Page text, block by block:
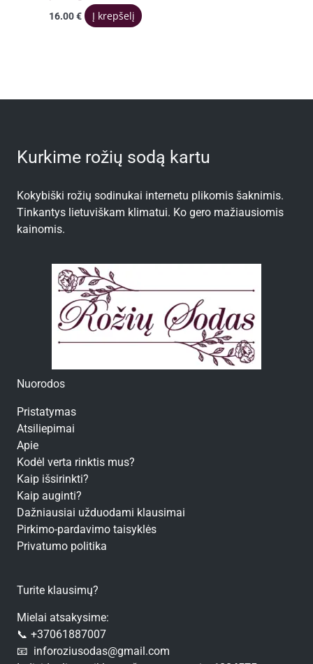
16.00€ Į krepšelį
Kurkime rožių sodą kartu
Kokybiški rožių sodinukai internetu plikomis šaknimis.
Tinkantys lietuviškam klimatui. Ko gero mažiausiomis
kainomis.
Nuorodos
Pristatymas
Atsiliepimai
Apie
Kodėl verta rinktis mus?
Kaip išsirinkti?
Kaip auginti?
Dažniausiai užduodami klausimai
Pirkimo-pardavimo taisyklės
Privatumo politika
Turite klausimų?
Mielai atsakysime:
📞 +37061887007
📧 inforoziusodas@gmail.com